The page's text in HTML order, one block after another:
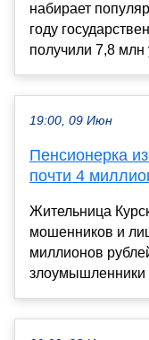
набирает
году
получили 7,8 млн
19:00, 09 Июн
Пенсионерка
почти 4
Жительница
мошенников и
миллионов
злоумышленники